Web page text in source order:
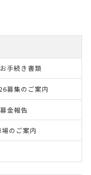
手続き書類
募集のご案内
金報告
のご案内